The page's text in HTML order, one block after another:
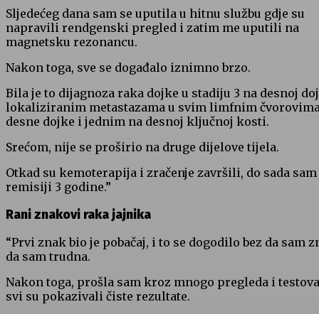
Sljedećeg dana sam se uputila u hitnu službu gdje su
napravili rendgenski pregled i zatim me uputili na
magnetsku rezonancu.
Nakon toga, sve se događalo iznimno brzo.
Bila je to dijagnoza raka dojke u stadiju 3 na desnoj
lokaliziranim metastazama u svim limfnim
desne dojke i jednim na desnoj ključnoj kosti.
Srećom, nije se proširio na druge dijelove tijela.
Otkad su kemoterapija i zračenje završili, do sada sam
remisiji 3 godine.”
Rani znakovi raka jajnika
“Prvi znak bio je pobačaj, i to se dogodilo bez da sam
da sam trudna.
Nakon toga, prošla sam kroz mnogo pregleda i
svi su pokazivali čiste rezultate.